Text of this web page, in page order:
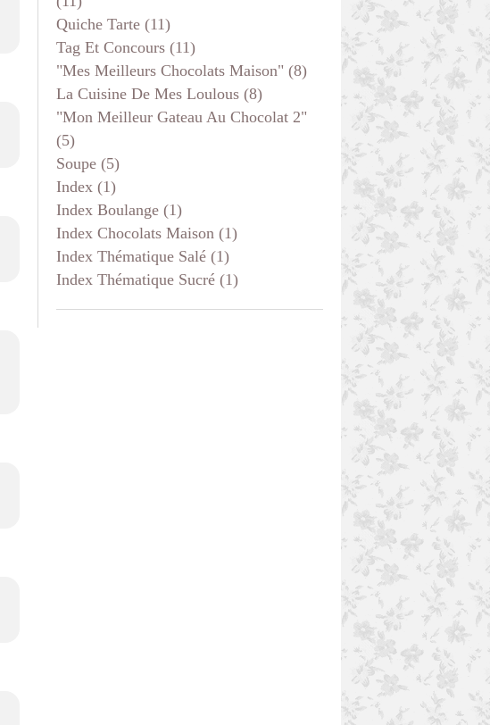
Quiche Tarte (11)
Tag Et Concours (11)
"mes Meilleurs Chocolats Maison" (8)
La Cuisine De Mes Loulous (8)
"mon Meilleur Gateau Au Chocolat 2"
(5)
Soupe (5)
Index (1)
Index Boulange (1)
Index Chocolats Maison (1)
Index Thématique Salé (1)
Index Thématique Sucré (1)